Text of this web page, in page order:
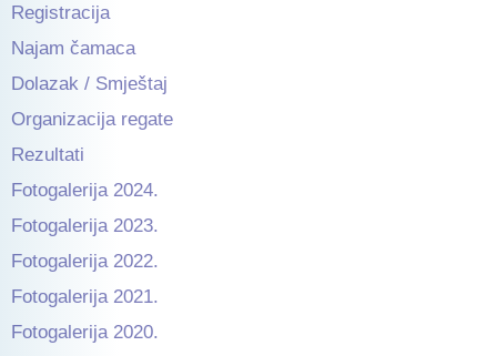
Registracija
Najam čamaca
Dolazak / Smještaj
Organizacija regate
Rezultati
Fotogalerija 2024.
Fotogalerija 2023.
Fotogalerija 2022.
Fotogalerija 2021.
Fotogalerija 2020.